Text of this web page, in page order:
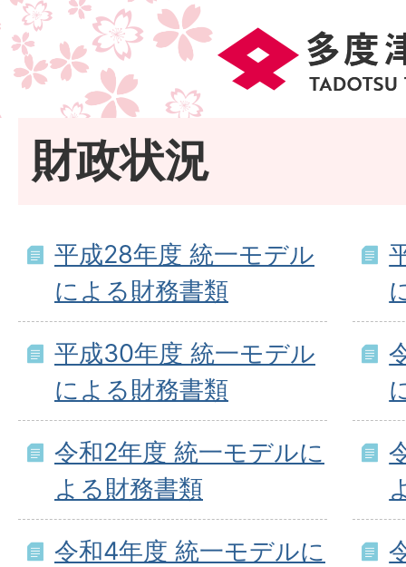
財政状況
平成28年度 統一モデル
による財務書類
平成30年度 統一モデル
による財務書類
令和2年度 統一モデルに
よる財務書類
令和4年度 統一モデルに